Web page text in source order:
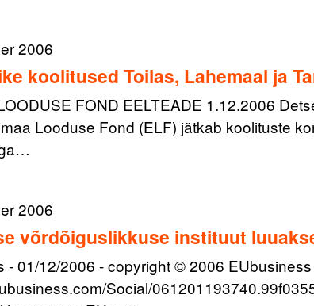
2006
koolitused Toilas, Lahemaal ja
FOND EELTEADE 1.12.2006
Looduse Fond (ELF) jätkab koolituste
2006
võrdõiguslikkuse instituut
- 01/12/2006 - copyright © 2006
Social/